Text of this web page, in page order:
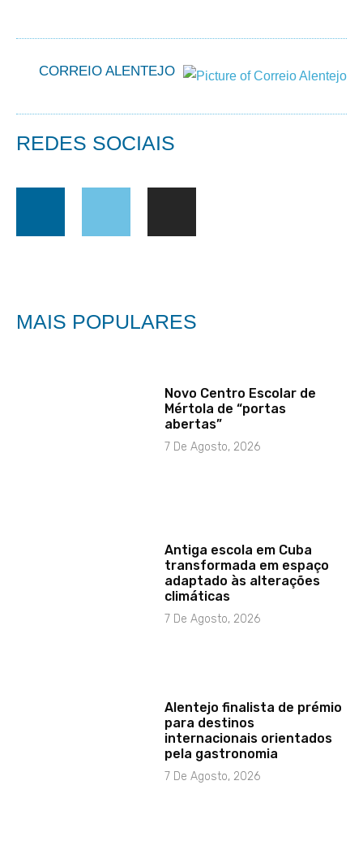
CORREIO ALENTEJO
REDES SOCIAIS
MAIS POPULARES
Novo Centro Escolar de
Mértola de “portas
abertas”
7 De Agosto, 2026
Antiga escola em Cuba
transformada em espaço
adaptado às alterações
climáticas
7 De Agosto, 2026
Alentejo finalista de prémio
para destinos
internacionais orientados
pela gastronomia
7 De Agosto, 2026